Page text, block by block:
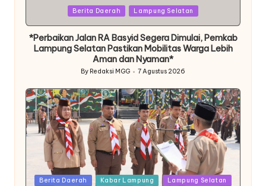
Berita Daerah Lampung Selatan
*Perbaikan Jalan RA Basyid Segera Dimulai, Pemkab
Lampung Selatan Pastikan Mobilitas Warga Lebih
Aman dan Nyaman*
Posted
by
By Redaksi MGG 7 Agustus 2026
Posted
Berita Daerah Kabar Lampung Lampung Selatan